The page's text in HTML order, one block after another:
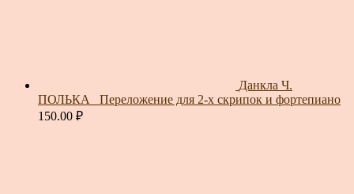
Данкла Ч.
ПОЛЬКА_ Переложение для 2-х скрипок и фортепиано
150.00 ₽